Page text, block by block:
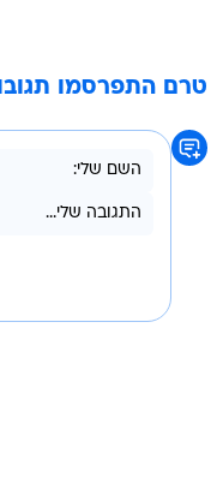
טרם התפרסמו